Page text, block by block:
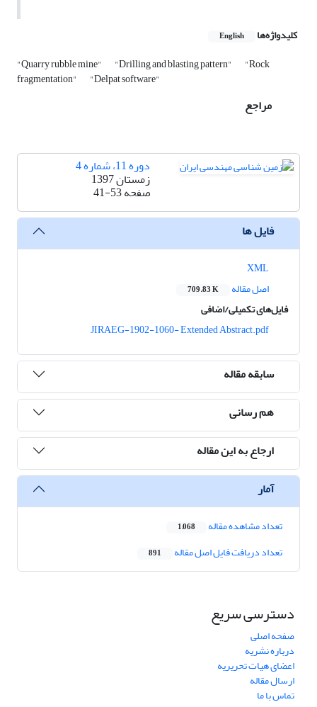
کلیدواژه‌ها English
"Quarry rubble mine" "Drilling and blasting pattern" "Rock
fragmentation" "Delpat software"
مراجع
دوره 11، شماره 4
زمستان 1397
صفحه41-53
فایل ها
اصل مقاله
709.83 K
فایل‌های تکمیلی/اضافی
JIRAEG-1902-1060- Extended Abstract.pdf
سابقه مقاله
هم رسانی
ارجاع به این مقاله
آمار
تعداد مشاهده مقاله 1,068
تعداد دریافت فایل اصل مقاله 891
دسترسی سریع
صفحه اصلی
درباره نشریه
اعضای هیات تحریریه
ارسال مقاله
تماس با ما